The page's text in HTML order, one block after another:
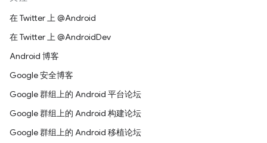
在 Twitter 上 @Android
在 Twitter 上 @AndroidDev
Android 博客
Google 安全博客
Google 群组上的 Android 平台论坛
Google 群组上的 Android 构建论坛
Google 群组上的 Android 移植论坛